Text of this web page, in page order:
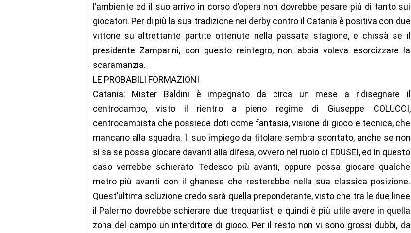
l’ambiente ed il suo arrivo in corso d’opera non dovrebbe pesare più di tanto sui
giocatori. Per di più la sua tradizione nei derby contro il Catania è positiva con due
vittorie su altrettante partite ottenute nella passata stagione, e chissà se il
presidente Zamparini, con questo reintegro, non abbia voleva esorcizzare la
scaramanzia.
LE PROBABILI FORMAZIONI
Catania: Mister Baldini è impegnato da circa un mese a ridisegnare il
centrocampo, visto il rientro a pieno regime di Giuseppe COLUCCI,
centrocampista che possiede doti come fantasia, visione di gioco e tecnica, che
mancano alla squadra. Il suo impiego da titolare sembra scontato, anche se non
si sa se possa giocare davanti alla difesa, ovvero nel ruolo di EDUSEI, ed in questo
caso verrebbe schierato Tedesco più avanti, oppure possa giocare qualche
metro più avanti con il ghanese che resterebbe nella sua classica posizione.
Quest’ultima soluzione credo sarà quella preponderante, visto che tra le due linee
il Palermo dovrebbe schierare due trequartisti e quindi è più utile avere in quella
zona del campo un interditore di gioco. Per il resto non vi sono grossi dubbi, da